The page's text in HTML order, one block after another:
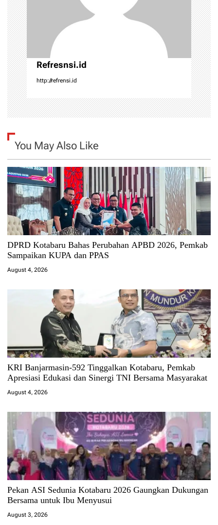
o
n
Refresnsi.id
http://refrensi.id
You May Also Like
DPRD Kotabaru Bahas Perubahan APBD 2026, Pemkab
Sampaikan KUPA dan PPAS
August 4, 2026
KRI Banjarmasin-592 Tinggalkan Kotabaru, Pemkab
Apresiasi Edukasi dan Sinergi TNI Bersama Masyarakat
August 4, 2026
Pekan ASI Sedunia Kotabaru 2026 Gaungkan Dukungan
Bersama untuk Ibu Menyusui
August 3, 2026